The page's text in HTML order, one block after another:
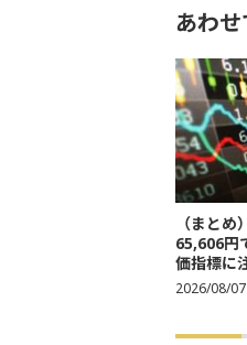
あわ
（まと
65,606円
価指標に
2026/08/07